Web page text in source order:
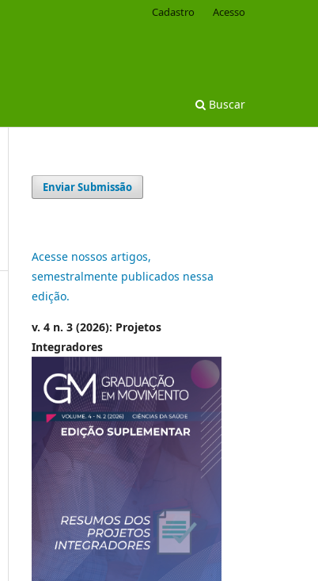
Buscar
Cadastro Acesso
Enviar Submissão
Acesse nossos artigos,
semestralmente publicados nessa
edição.
v. 4 n. 3 (2026): Projetos
Integradores